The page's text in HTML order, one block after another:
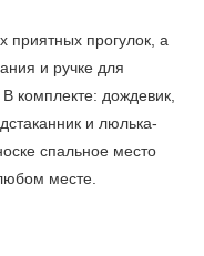
приятных прогулок, а
и ручке для
комплекте: дождевик,
и люлька-
спальное место
месте.